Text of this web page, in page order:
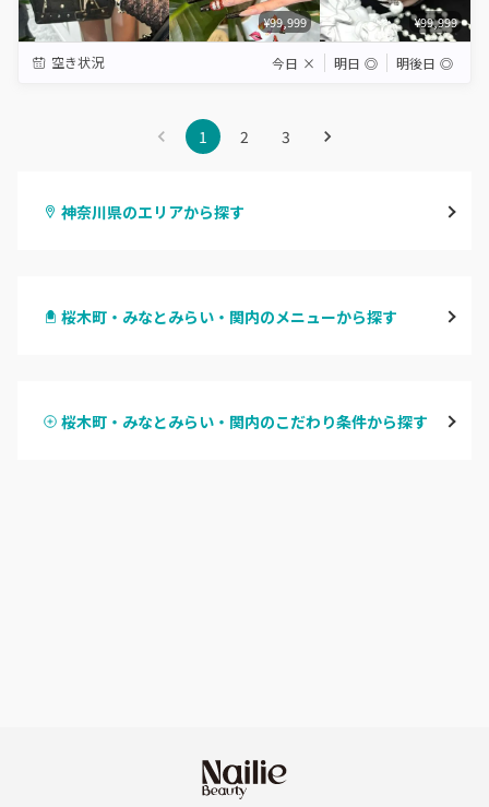
¥99,999 ¥99,999
空き状況 今日 × 明日 ◎ 明後日 ◎
1 2 3
神奈川県のエリアから探す
川崎
桜木町・みなとみらい・関内のメニューから探す
ハンドスカルプ
桜木町・みなとみらい・関内のこだわり条件から探す